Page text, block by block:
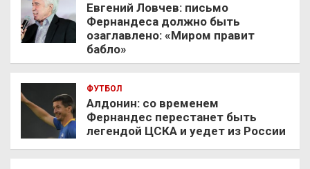
Евгений Ловчев: письмо
Фернандеса должно быть
озаглавлено: «Миром правит
бабло»
ФУТБОЛ
Алдонин: со временем
Фернандес перестанет быть
легендой ЦСКА и уедет из России